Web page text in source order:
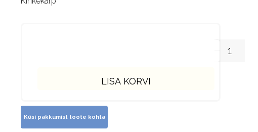
LISA KORVI